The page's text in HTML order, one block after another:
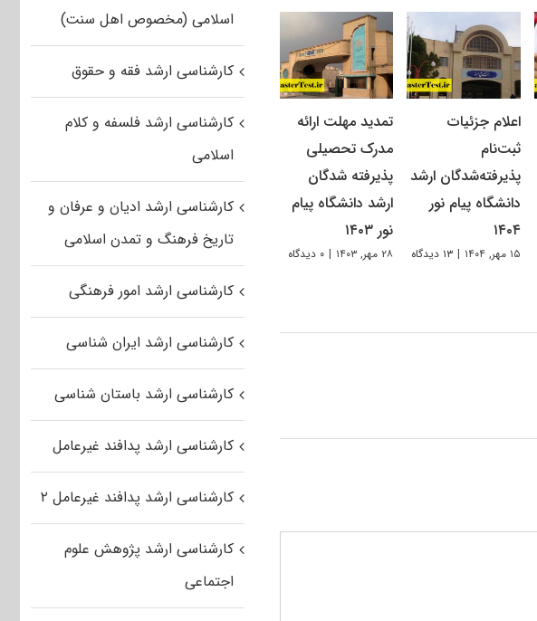
اعلام جزئیات
ثبت‌نام
پذیرفته‌شدگان ارشد
دانشگاه پیام نور
۱۴۰۴
۱۵ مهر, ۱۴۰۴ | ۱۳ دیدگاه
تمدید مهلت ارائه
مدرک تحصیلی
پذیرفته شدگان
ارشد دانشگاه پیام
نور ۱۴۰۳
۲۸ مهر, ۱۴۰۳ | ۰ دیدگاه
اسلامی (مخصوص اهل سنت)
کارشناسی ارشد فقه و حقوق
کارشناسی ارشد فلسفه و کلام
اسلامی
کارشناسی ارشد ادیان و عرفان و
تاریخ فرهنگ و تمدن اسلامی
کارشناسی ارشد امور فرهنگی
کارشناسی ارشد ایران شناسی
کارشناسی ارشد باستان شناسی
کارشناسی ارشد پدافند غیرعامل
کارشناسی ارشد پدافند غیرعامل ۲
کارشناسی ارشد پژوهش علوم
اجتماعی